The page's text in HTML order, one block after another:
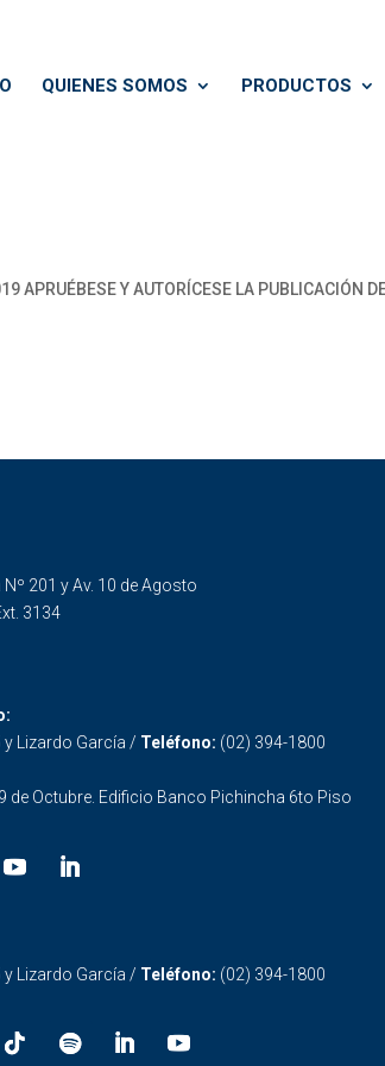
QUIENES SOMOS PRODUCTOS
APRUÉBESE Y AUTORÍCESE LA PUBLICACIÓN
201 y Av. 10 de Agosto
3134
Lizardo García / Teléfono: (02) 394-1800
de Octubre. Edificio Banco Pichincha 6to Piso
Lizardo García / Teléfono: (02) 394-1800